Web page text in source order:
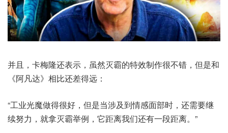
并且，卡梅隆还表示，虽然灭霸的特效制作很不错，但是和
《阿凡达》相比还差得远：
“工业光魔做得很好，但是当涉及到情感面部时，还需要继
续努力，就拿灭霸举例，它距离我们还有一段距离。”